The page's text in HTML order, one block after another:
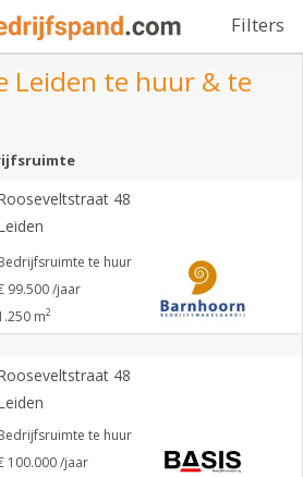
Filters
Leiden te huur & te
48
te huur
99.500 /jaar
m2
48
te huur
100.000 /jaar